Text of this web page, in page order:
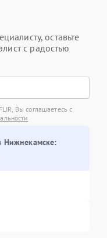
оставьте
с радостью
Вы соглашаетесь с
Нижнекамске: